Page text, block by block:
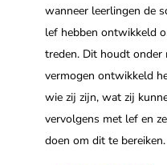
wanneer leerlingen de
lef hebben ontwikkeld
treden. Dit houdt onder
vermogen ontwikkeld
wie zij zijn, wat zij
vervolgens met lef en
doen om dit te bereiken.